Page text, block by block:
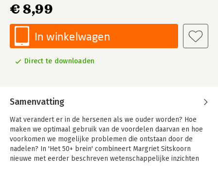
€ 8,99
In winkelwagen
Direct te downloaden
Samenvatting
Wat verandert er in de hersenen als we ouder worden? Hoe
maken we optimaal gebruik van de voordelen daarvan en hoe
voorkomen we mogelijke problemen die ontstaan door de
nadelen? In 'Het 50+ brein' combineert Margriet Sitskoorn
nieuwe met eerder beschreven wetenschappelijke inzichten